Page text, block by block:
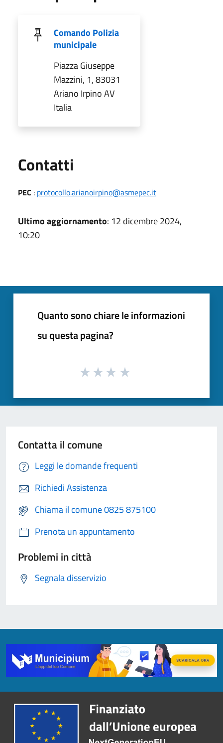
Comando Polizia
municipale
Piazza Giuseppe
Mazzini, 1, 83031
Ariano Irpino AV
Italia
Contatti
PEC : protocollo.arianoirpino@asmepec.it
Ultimo aggiornamento: 12 dicembre 2024,
10:20
Quanto sono chiare le informazioni
su questa pagina?
Contatta il comune
Leggi le domande frequenti
Richiedi Assistenza
Chiama il comune 0825 875100
Prenota un appuntamento
Problemi in città
Segnala disservizio